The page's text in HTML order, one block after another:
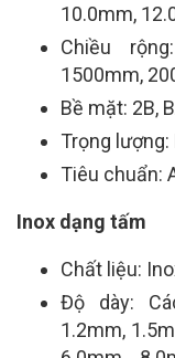
10.0mm,
Chiều
1500mm,
Bề mặt: 2B,
Trọng
Tiêu chuẩn:
Inox dạng tấm
Chất liệu:
Độ dày:
1.2mm,